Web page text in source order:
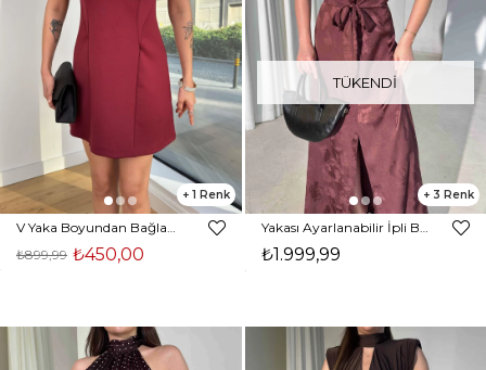
1
₺450,00
₺899,99
TÜKENDI
3
₺1.999,99